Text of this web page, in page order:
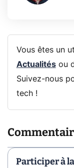
Vous êtes un
Actualitésou
Suivez-nous
tech !
Participer à